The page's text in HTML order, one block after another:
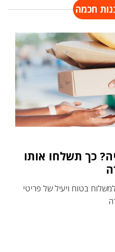
חכמה
כך תשלחו אותו
בטוח ויעיל של פריטי